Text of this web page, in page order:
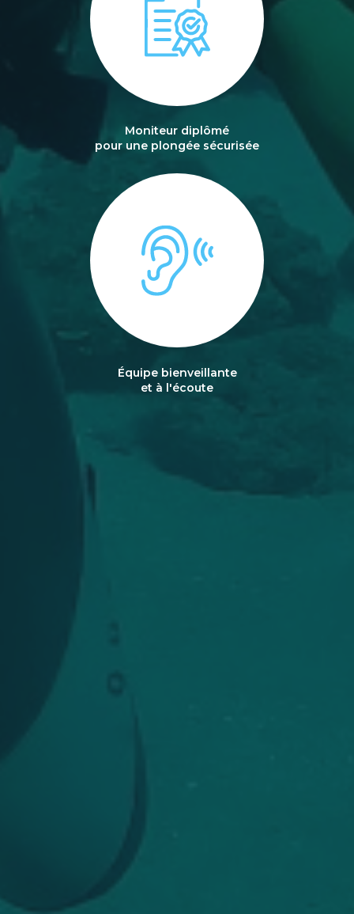
Moniteur diplômé
pour une plongée sécurisée
Équipe bienveillante
et à l'écoute